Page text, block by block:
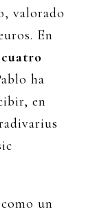
valorado
En
ha
en
un